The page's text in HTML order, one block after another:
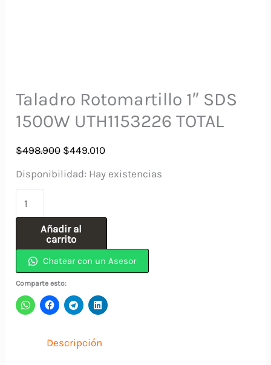
Taladro Rotomartillo 1″ SDS
1500W UTH1153226 TOTAL
$498.900 El
precio
$498.900.
$449.010El
precio
Disponibilidad: Hay existencias
Rotomartillo
SDS
1500W
UTH1153226
TOTAL
Añadir al
carrito
Chatear con un Asesor
Comparte esto:
Descripción